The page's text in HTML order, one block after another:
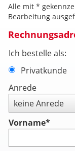
Alle mit *
Bearbeitung
Ich bestelle als:
Privatkunde
Anrede
Vorname*